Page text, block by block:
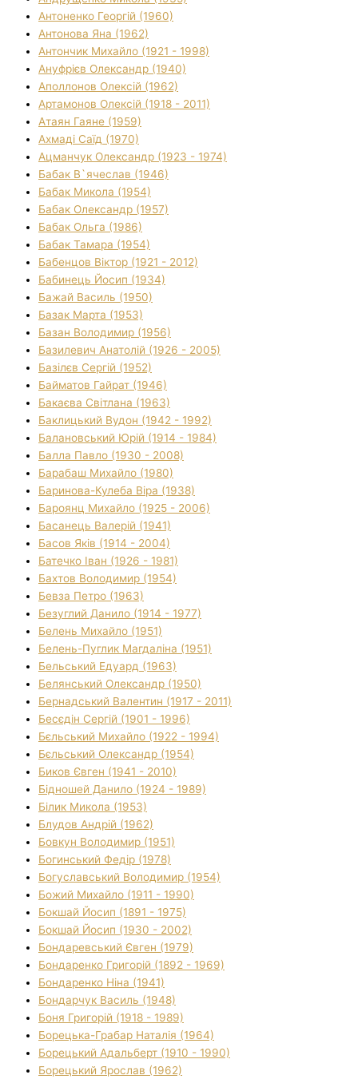
Антоненко Георгій (1960)
Антонова Яна (1962)
Антончик Михайло (1921 - 1998)
Ануфрієв Олександр (1940)
Аполлонов Олексій (1962)
Артамонов Олексій (1918 - 2011)
Атаян Гаяне (1959)
Ахмаді Саїд (1970)
Ацманчук Олександр (1923 - 1974)
Бабак В`ячеслав (1946)
Бабак Микола (1954)
Бабак Олександр (1957)
Бабак Ольга (1986)
Бабак Тамара (1954)
Бабенцов Віктор (1921 - 2012)
Бабинець Йосип (1934)
Бажай Василь (1950)
Базак Марта (1953)
Базан Володимир (1956)
Базилевич Анатолій (1926 - 2005)
Базілєв Сергій (1952)
Байматов Гайрат (1946)
Бакаєва Світлана (1963)
Баклицький Вудон (1942 - 1992)
Балановський Юрій (1914 - 1984)
Балла Павло (1930 - 2008)
Барабаш Михайло (1980)
Баринова-Кулеба Віра (1938)
Бароянц Михайло (1925 - 2006)
Басанець Валерій (1941)
Басов Яків (1914 - 2004)
Батечко Іван (1926 - 1981)
Бахтов Володимир (1954)
Бевза Петро (1963)
Безуглий Данило (1914 - 1977)
Белень Михайло (1951)
Белень-Пуглик Магдаліна (1951)
Бельський Едуард (1963)
Белянський Олександр (1950)
Бернадський Валентин (1917 - 2011)
Бесєдін Сергій (1901 - 1996)
Бєльський Михайло (1922 - 1994)
Бєльський Олександр (1954)
Биков Євген (1941 - 2010)
Бідношей Данило (1924 - 1989)
Білик Микола (1953)
Блудов Андрій (1962)
Бовкун Володимир (1951)
Богинський Федір (1978)
Богуславський Володимир (1954)
Божий Михайло (1911 - 1990)
Бокшай Йосип (1891 - 1975)
Бокшай Йосип (1930 - 2002)
Бондаревський Євген (1979)
Бондаренко Григорій (1892 - 1969)
Бондаренко Ніна (1941)
Бондарчук Василь (1948)
Боня Григорій (1918 - 1989)
Борецька-Грабар Наталія (1964)
Борецький Адальберт (1910 - 1990)
Борецький Ярослав (1962)